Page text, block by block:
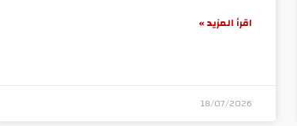
اقرأ المزيد »
18/07/2026